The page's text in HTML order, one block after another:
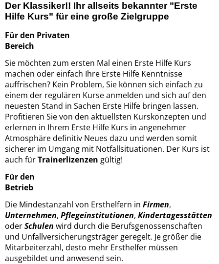
Der Klassiker!! Ihr allseits bekannter "Erste
Hilfe Kurs" für eine große Zielgruppe
Für den Privaten
Sie möchten zum ersten Mal einen Erste Hilfe Kurs
machen oder einfach Ihre Erste Hilfe Kenntnisse
auffrischen? Kein Problem, Sie können sich einfach zu
einem der regulären Kurse anmelden und sich auf den
neuesten Stand in Sachen Erste Hilfe bringen lassen.
Profitieren Sie von den aktuellsten Kurskonzepten und
erlernen in Ihrem Erste Hilfe Kurs in angenehmer
Atmosphäre definitiv Neues dazu und werden somit
sicherer im Umgang mit Notfallsituationen. Der Kurs ist
auch fürTrainerlizenzen gültig!
Für den
Die Mindestanzahl von Ersthelfern in Firmen,
Unternehmen, Pflegeinstitutionen, Kindertagesstätten
oderSchulen wird durch die Berufsgenossenschaften
und Unfallversicherungsträger geregelt. Je größer die
Mitarbeiterzahl, desto mehr Ersthelfer müssen
ausgebildet und anwesend sein.